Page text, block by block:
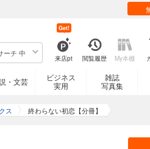
ーチ 中
来店pt
Get!
閲覧履歴 My本棚
・文芸
ビジネス
実用
雑誌
写真集
ス 終わらない初恋【分冊】